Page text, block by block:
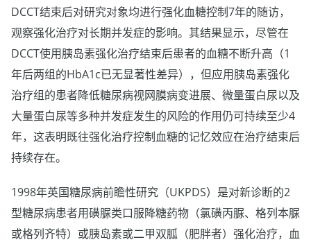
DCCT结束后对研究对象均进行强化血糖控制7年的随访，
观察强化治疗对长期并发症的影响。其结果显示，尽管在
DCCT使用胰岛素强化治疗结束后患者的血糖不断升高（1
年后两组的HbA1c已无显著性差异），但应用胰岛素强化
治疗组的患者降低糖尿病视网膜病变进展、微量蛋白尿以及
大量蛋白尿等多种并发症发生的风险的作用仍可持续至少4
年，这表明既往强化治疗控制血糖的记忆效应在治疗结束后
持续存在。
1998年英国糖尿病前瞻性研究（UKPDS）是对新诊断的2
型糖尿病患者用磺脲类口服降糖药物（氯磺丙脲、格列本脲
或格列齐特）或胰岛素或二甲双胍（肥胖者）强化治疗，血